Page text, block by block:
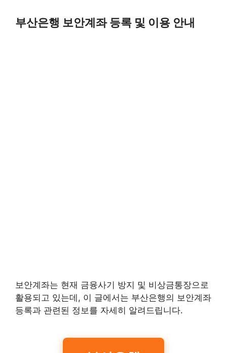
content
부산은행 보안계좌 등록 및 이용 안내
보안계좌는 현재 금융사기 방지 및 비상금통장으로
활용되고 있는데, 이 글에서는 부산은행의 보안계좌
등록과 관련된 정보를 자세히 알려드립니다.